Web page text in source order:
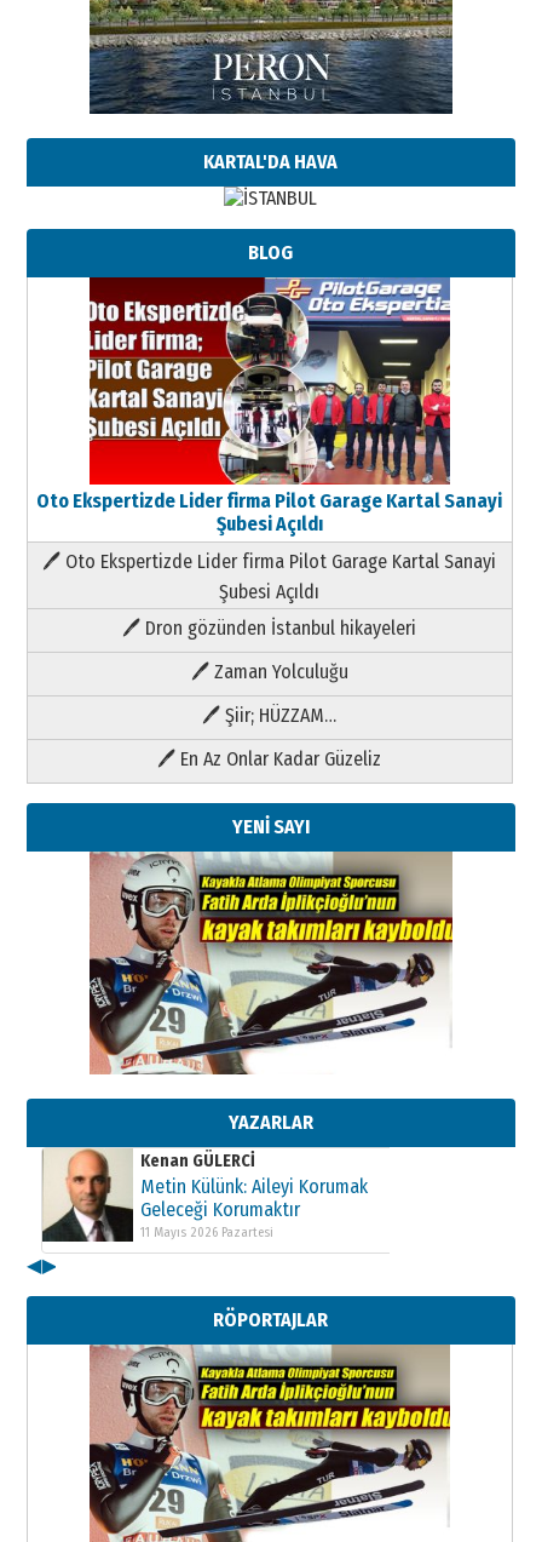
KARTAL'DA HAVA
BLOG
Oto Ekspertizde Lider firma Pilot Garage Kartal Sanayi
Şubesi Açıldı
🖊 Oto Ekspertizde Lider firma Pilot Garage Kartal Sanayi
Şubesi Açıldı
🖊 Dron gözünden İstanbul hikayeleri
🖊 Zaman Yolculuğu
🖊 Şiir; HÜZZAM…
🖊 En Az Onlar Kadar Güzeliz
YENİ SAYI
YAZARLAR
Kenan GÜLERCİ
Metin Külünk: Aileyi Korumak
Kenan GÜLERCİ
Metin Külünk: Aileyi Korumak
Geleceği Korumaktır
11 Mayıs 2026 Pazartesi
Metin Külünk: Aileyi Korumak
Geleceği Korumaktır
11 Mayıs 2026 Pazartesi
◀▶
RÖPORTAJLAR